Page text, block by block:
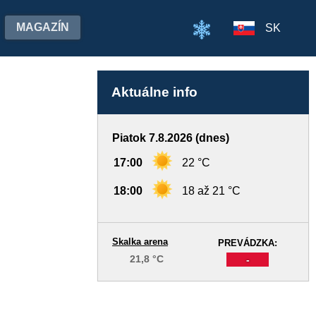
MAGAZÍN SK
Aktuálne info
Piatok 7.8.2026 (dnes)
17:00 22 °C
18:00 18 až 21 °C
PREVÁDZKA:
-
Skalka arena
21,8 °C